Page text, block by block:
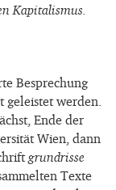
Kapitalismus.
Besprechung
geleistet werden.
Ende der
Wien, dann
grundrisse
Texte